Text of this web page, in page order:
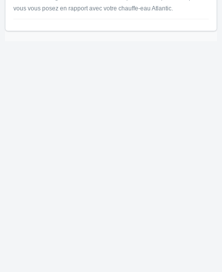
vous vous posez en rapport avec votre chauffe-eau Atlantic.